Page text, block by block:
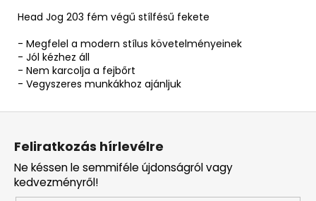
Head Jog 203 fém végű stílfésű fekete
- Megfelel a modern stílus követelményeinek
- Jól kézhez áll
- Nem karcolja a fejbőrt
- Vegyszeres munkákhoz ajánljuk
L
Feliratkozás hírlevélre
Ne késsen le semmiféle újdonságról vagy
kedvezményről!